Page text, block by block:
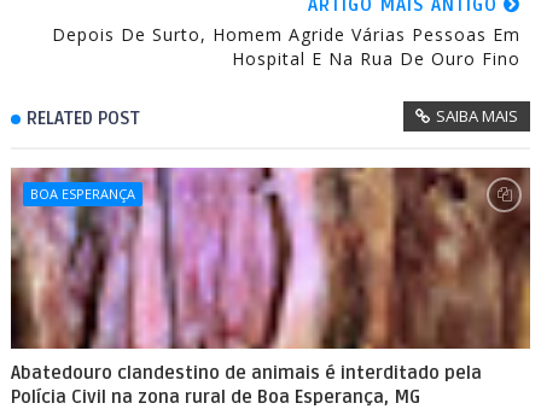
ARTIGO MAIS ANTIGO
Depois De Surto, Homem Agride Várias Pessoas Em
Hospital E Na Rua De Ouro Fino
RELATED POST SAIBA MAIS
BOA ESPERANÇA
Abatedouro clandestino de animais é interditado pela
Polícia Civil na zona rural de Boa Esperança, MG